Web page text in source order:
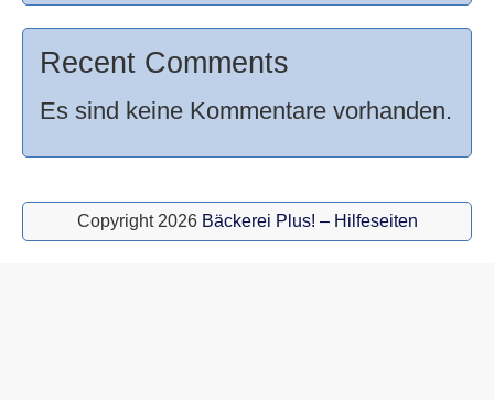
Recent Comments
Es sind keine Kommentare vorhanden.
Copyright 2026 Bäckerei Plus! – Hilfeseiten